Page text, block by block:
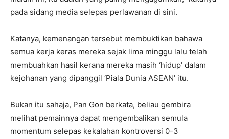
pada sidang media selepas perlawanan di sini.
Katanya, kemenangan tersebut membuktikan bahawa
semua kerja keras mereka sejak lima minggu lalu telah
membuahkan hasil kerana mereka masih ‘hidup’ dalam
kejohanan yang dipanggil ‘Piala Dunia ASEAN’ itu.
Bukan itu sahaja, Pan Gon berkata, beliau gembira
melihat pemainnya dapat mengembalikan semula
momentum selepas kekalahan kontroversi 0-3